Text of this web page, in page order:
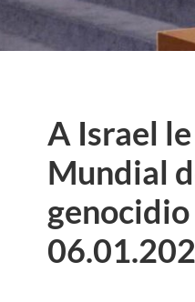
A Israel
Mundial